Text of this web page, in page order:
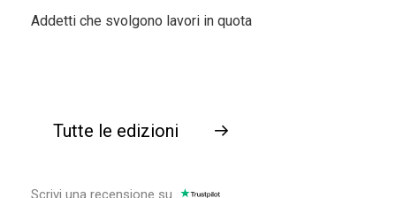
Addetti che svolgono lavori in quota
Tutte le edizioni →
Scrivi una recensione su